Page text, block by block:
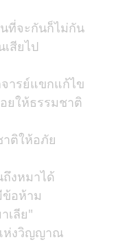
ที่จะกันก็ไม่กัน
สียไป
ารย์แขกแก้ไข
ยให้ธรรมชาติ
ติให้อภัย
งหมาได้
ข้อห้าม
เลีย"
ห่งวิญญาณ